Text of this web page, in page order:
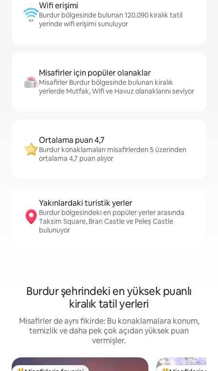
Wifi erişimi
Burdur bölgesinde bulunan 120.090 kiralık tatil
yerinde wifi erişimi sunuluyor
Misafirler için popüler olanaklar
Misafirler Burdur bölgesinde bulunan kiralık
yerlerde Mutfak, Wifi ve Havuz olanaklarını seviyor
Ortalama puan 4,7
Burdur konaklamaları misafirlerden 5 üzerinden
ortalama 4,7 puan alıyor
Yakınlardaki turistik yerler
Burdur bölgesindeki en popüler yerler arasında
Taksim Square, Bran Castle ve Peleș Castle
bulunuyor
Burdur şehrindeki en yüksek puanlı
kiralık tatil yerleri
Misafirler de aynı fikirde: Bu konaklamalara konum,
temizlik ve daha pek çok açıdan yüksek puan
vermişler.